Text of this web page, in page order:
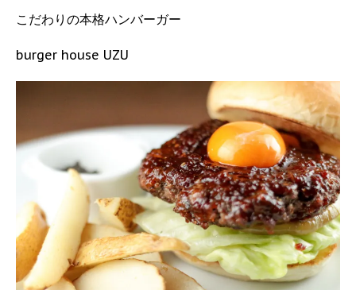
こだわりの本格ハンバーガー
burger house UZU